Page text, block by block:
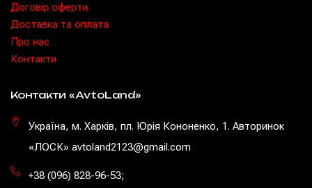
Договір оферти
Доставка та оплата
Про нас
Контакти
Контакти «AvtoLand»
Україна, м. Харків, пл. Юрія Кононенко, 1. Авторинок
«ЛОСК» avtoland2123@gmail.com
+38 (096) 828-96-53;